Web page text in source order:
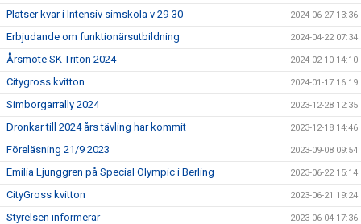
Platser kvar i Intensiv simskola v 29-30 2024-06-27 13:36
Erbjudande om funktionärsutbildning 2024-04-22 07:34
Årsmöte SK Triton 2024 2024-02-10 14:10
Citygross kvitton 2024-01-17 16:19
Simborgarrally 2024 2023-12-28 12:35
Dronkar till 2024 års tävling har kommit 2023-12-18 14:46
Föreläsning 21/9 2023 2023-09-08 09:54
Emilia Ljunggren på Special Olympic i Berling 2023-06-22 15:14
CityGross kvitton 2023-06-21 19:24
Styrelsen informerar 2023-06-04 17:36